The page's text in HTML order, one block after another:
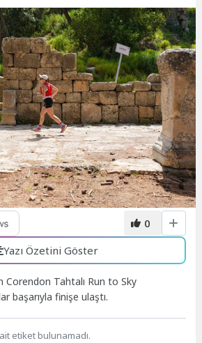
0
Yazı Özetini Göster
Corendon Tahtalı Run to Sky
başarıyla finişe ulaştı.
etiket bulunamadı.